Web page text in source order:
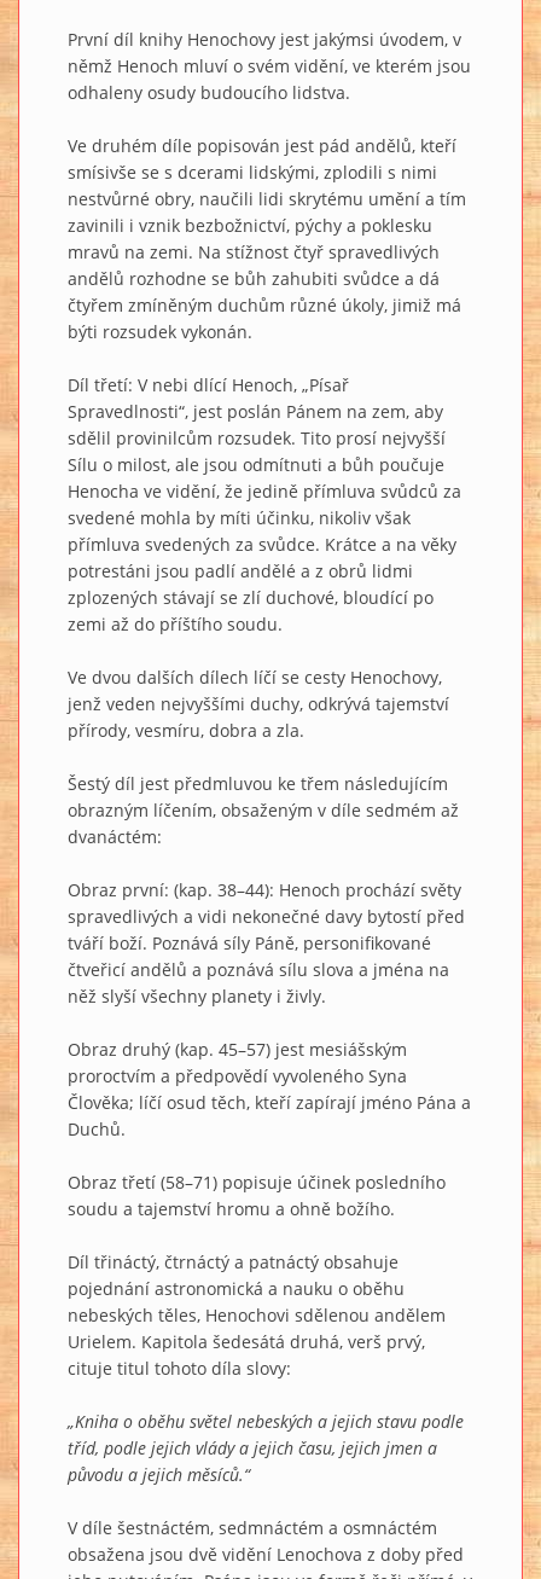
První díl knihy Henochovy jest jakýmsi úvodem, v
němž Henoch mluví o svém vidění, ve kterém jsou
odhaleny osudy budoucího lidstva.
Ve druhém díle popisován jest pád andělů, kteří
smísivše se s dcerami lidskými, zplodili s nimi
nestvůrné obry, naučili lidi skrytému umění a tím
zavinili i vznik bezbožnictví, pýchy a poklesku
mravů na zemi. Na stížnost čtyř spravedlivých
andělů rozhodne se bůh zahubiti svůdce a dá
čtyřem zmíněným duchům různé úkoly, jimiž má
býti rozsudek vykonán.
Díl třetí: V nebi dlící Henoch, „Písař
Spravedlnosti“, jest poslán Pánem na zem, aby
sdělil provinilcům rozsudek. Tito prosí nejvyšší
Sílu o milost, ale jsou odmítnuti a bůh poučuje
Henocha ve vidění, že jedině přímluva svůdců za
svedené mohla by míti účinku, nikoliv však
přímluva svedených za svůdce. Krátce a na věky
potrestáni jsou padlí andělé a z obrů lidmi
zplozených stávají se zlí duchové, bloudící po
zemi až do příštího soudu.
Ve dvou dalších dílech líčí se cesty Henochovy,
jenž veden nejvyššími duchy, odkrývá tajemství
přírody, vesmíru, dobra a zla.
Šestý díl jest předmluvou ke třem následujícím
obrazným líčením, obsaženým v díle sedmém až
dvanáctém:
Obraz první: (kap. 38–44): Henoch prochází světy
spravedlivých a vidi nekonečné davy bytostí před
tváří boží. Poznává síly Páně, personifikované
čtveřicí andělů a poznává sílu slova a jména na
něž slyší všechny planety i živly.
Obraz druhý (kap. 45–57) jest mesiášským
proroctvím a předpovědí vyvoleného Syna
Člověka; líčí osud těch, kteří zapírají jméno Pána a
Duchů.
Obraz třetí (58–71) popisuje účinek posledního
soudu a tajemství hromu a ohně božího.
Díl třináctý, čtrnáctý a patnáctý obsahuje
pojednání astronomická a nauku o oběhu
nebeských těles, Henochovi sdělenou andělem
Urielem. Kapitola šedesátá druhá, verš prvý,
cituje titul tohoto díla slovy:
„Kniha o oběhu světel nebeských a jejich stavu podle
tříd, podle jejich vlády a jejich času, jejich jmen a
původu a jejich měsíců.“
V díle šestnáctém, sedmnáctém a osmnáctém
obsažena jsou dvě vidění Lenochova z doby před